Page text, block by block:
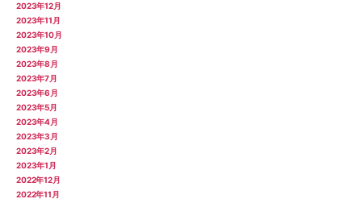
2023年12月
2023年11月
2023年10月
2023年9月
2023年8月
2023年7月
2023年6月
2023年5月
2023年4月
2023年3月
2023年2月
2023年1月
2022年12月
2022年11月